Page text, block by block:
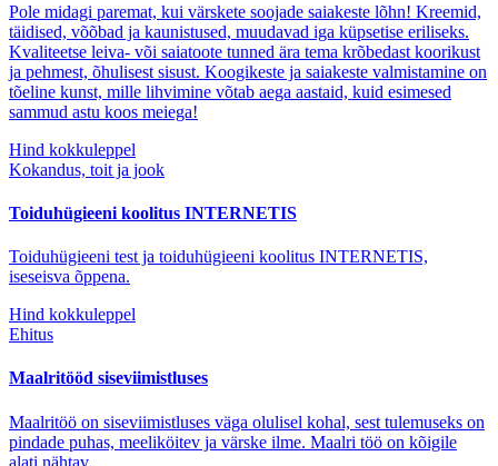
Pole midagi paremat, kui värskete soojade saiakeste lõhn! Kreemid,
täidised, võõbad ja kaunistused, muudavad iga küpsetise eriliseks.
Kvaliteetse leiva- või saiatoote tunned ära tema krõbedast koorikust
ja pehmest, õhulisest sisust. Koogikeste ja saiakeste valmistamine on
tõeline kunst, mille lihvimine võtab aega aastaid, kuid esimesed
sammud astu koos meiega!
Hind kokkuleppel
Kokandus, toit ja jook
Toiduhügieeni koolitus INTERNETIS
Toiduhügieeni test ja toiduhügieeni koolitus INTERNETIS,
iseseisva õppena.
Hind kokkuleppel
Ehitus
Maalritööd siseviimistluses
Maalritöö on siseviimistluses väga olulisel kohal, sest tulemuseks on
pindade puhas, meeliköitev ja värske ilme. Maalri töö on kõigile
alati nähtav.